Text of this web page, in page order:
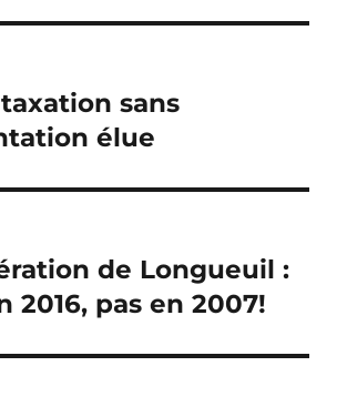
sans
élue
de Longueuil :
2016, pas en 2007!